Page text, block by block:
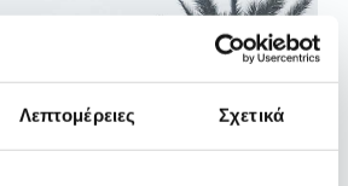
Λεπτομέρειες Σχετικά